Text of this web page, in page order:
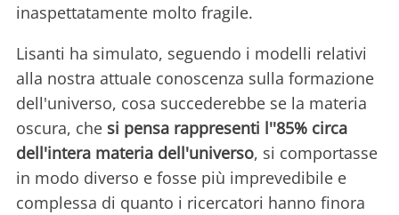
inaspettatamente molto fragile.
Lisanti ha simulato, seguendo i modelli relativi
alla nostra attuale conoscenza sulla formazione
dell'universo, cosa succederebbe se la materia
oscura, che si pensa rappresenti l''85% circa
dell'intera materia dell'universo, si comportasse
in modo diverso e fosse più imprevedibile e
complessa di quanto i ricercatori hanno finora